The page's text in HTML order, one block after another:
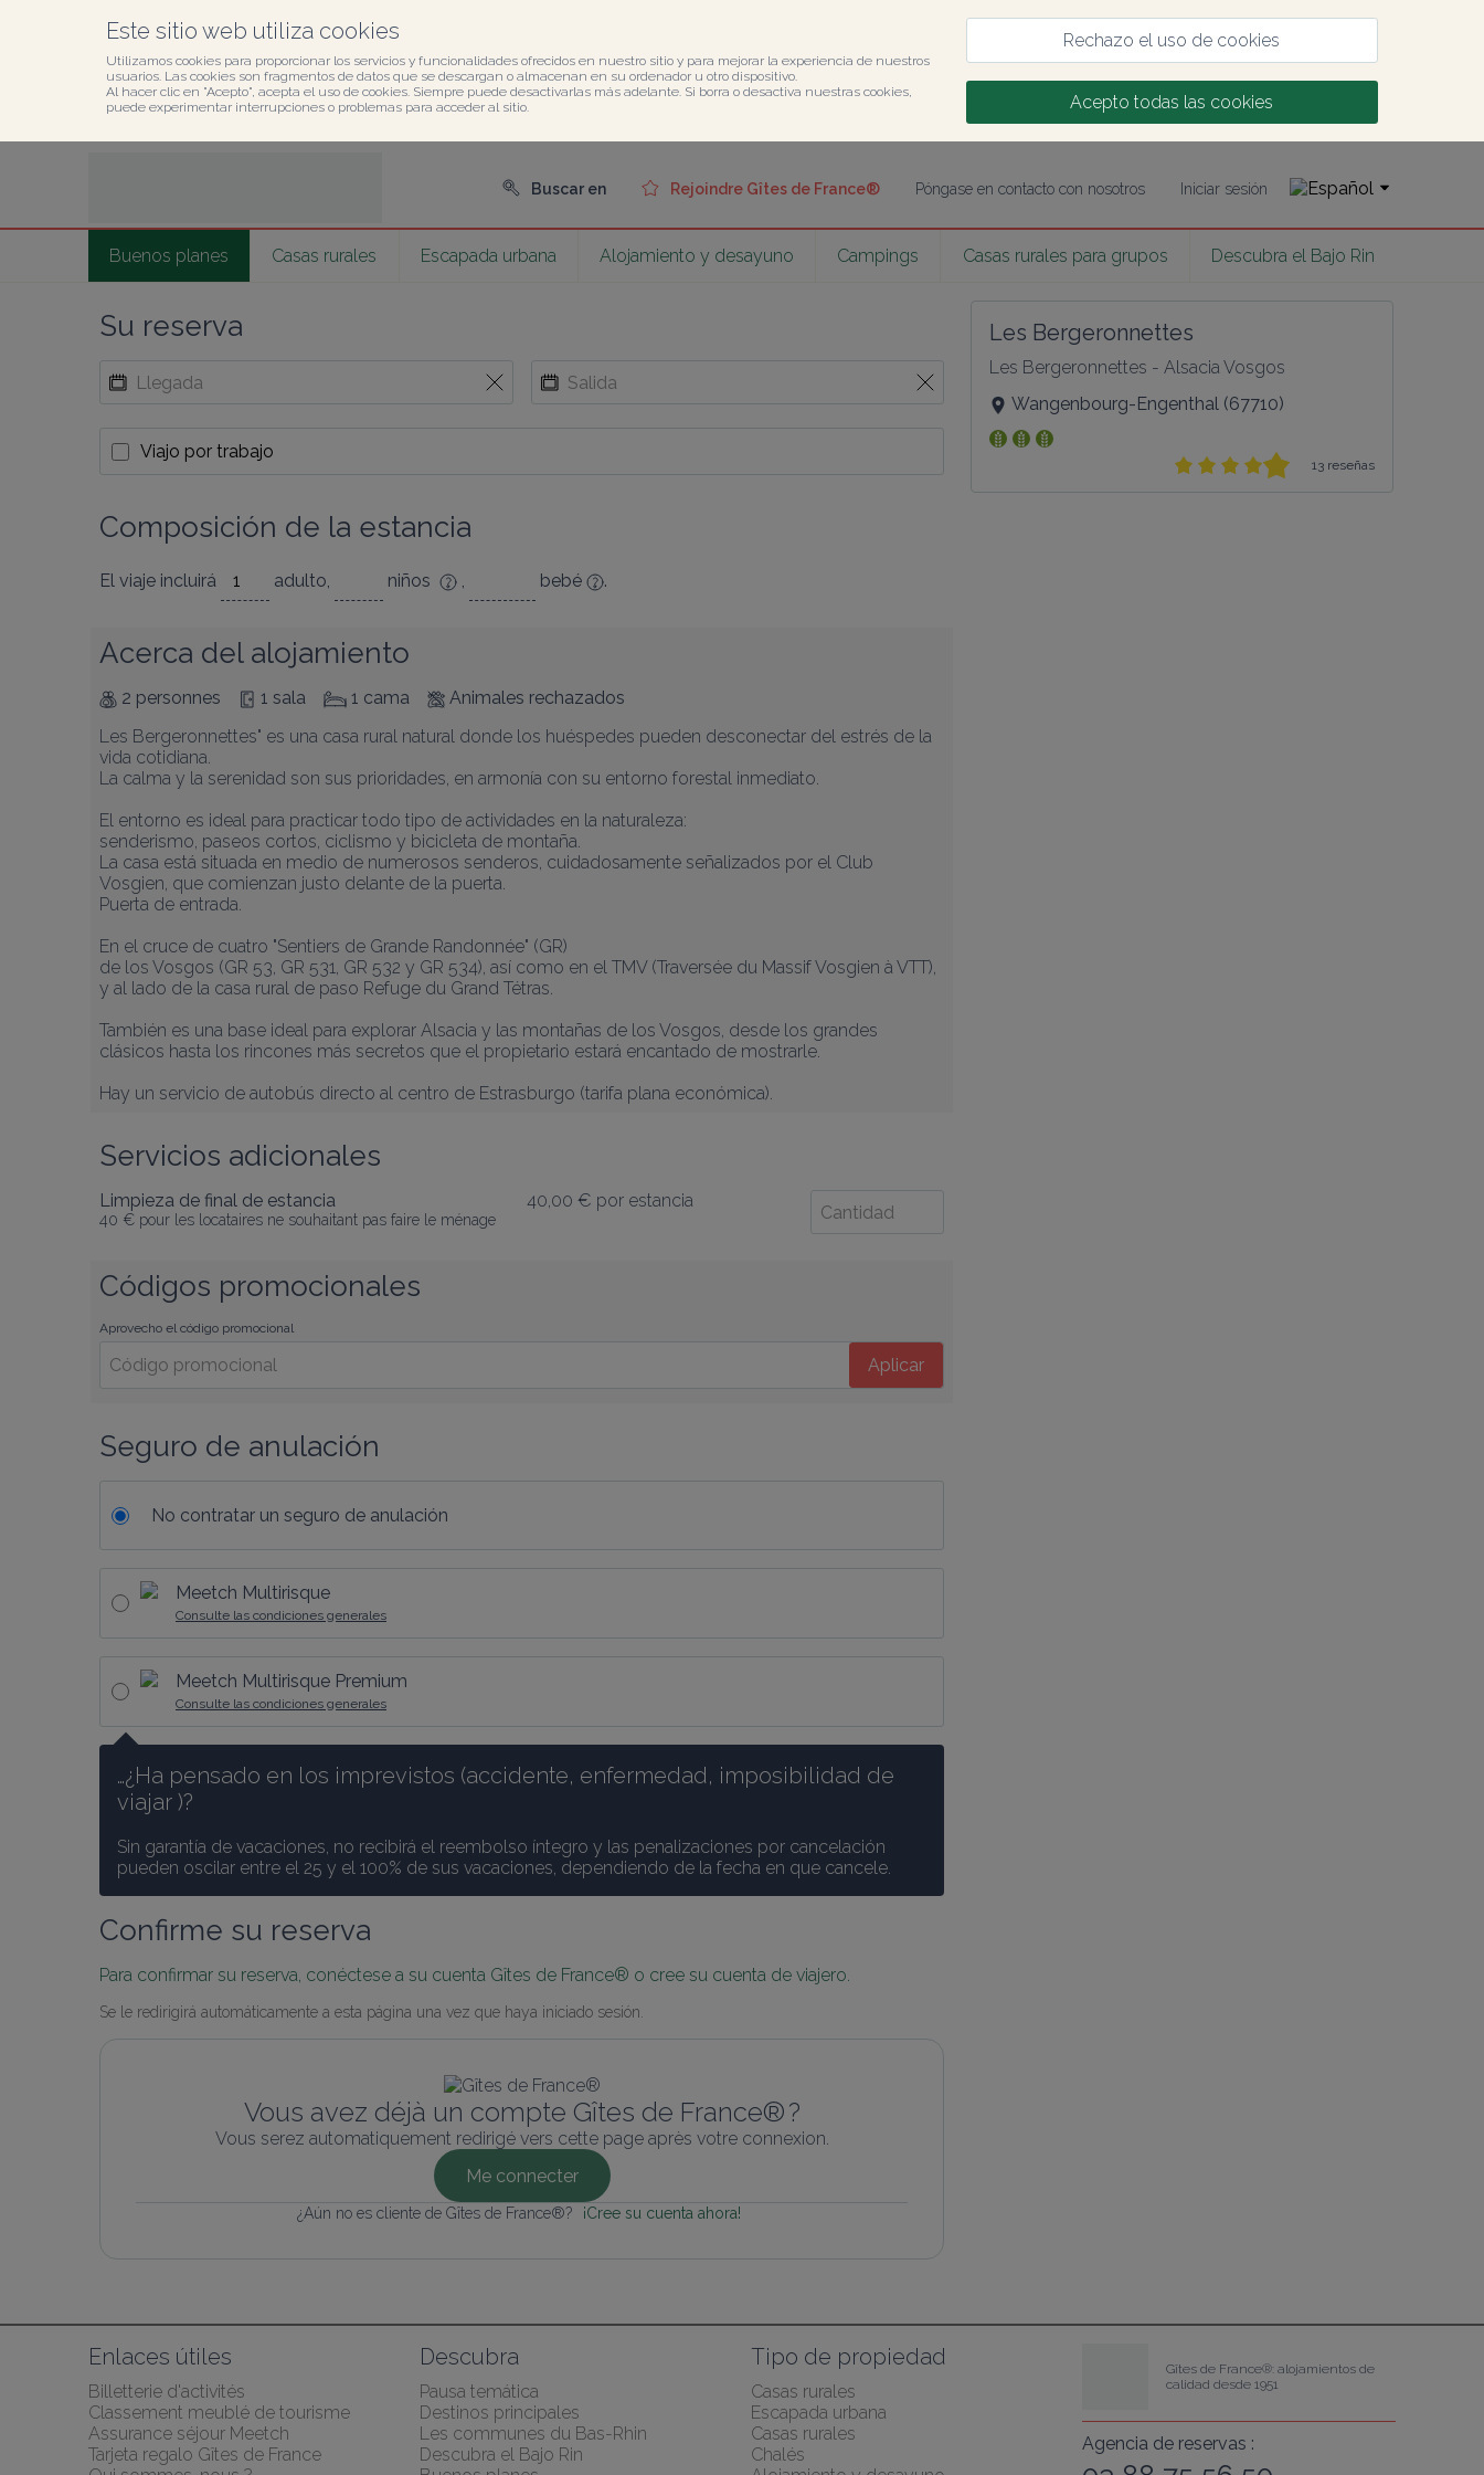
Este sitio web utiliza cookies
Utilizamos cookies para proporcionar los servicios y funcionalidades ofrecidos en nuestro sitio y para mejorar la experiencia de nuestros
usuarios. Las cookies son fragmentos de datos que se descargan o almacenan en su ordenador u otro dispositivo.
Al hacer clic en "Acepto", acepta el uso de cookies. Siempre puede desactivarlas más adelante. Si borra o desactiva nuestras cookies,
puede experimentar interrupciones o problemas para acceder al sitio.
Rechazo el uso de cookies
Acepto todas las cookies
Buscar en Rejoindre Gîtes de France® Póngase en contacto con nosotros Iniciar sesión
Buenos planes Casas rurales Escapada urbana Alojamiento y desayuno Campings Casas rurales para grupos Descubra el Bajo Rin
Su reserva
Viajo por trabajo
Composición de la estancia
El viaje incluirá adulto, niños , bebé .
Acerca del alojamiento
2 personnes 1 sala 1 cama
Animales rechazados
Les Bergeronnettes" es una casa rural natural donde los huéspedes pueden desconectar del estrés de la
vida cotidiana.
La calma y la serenidad son sus prioridades, en armonía con su entorno forestal inmediato.
El entorno es ideal para practicar todo tipo de actividades en la naturaleza:
senderismo, paseos cortos, ciclismo y bicicleta de montaña.
La casa está situada en medio de numerosos senderos, cuidadosamente señalizados por el Club
Vosgien, que comienzan justo delante de la puerta.
Puerta de entrada.
En el cruce de cuatro "Sentiers de Grande Randonnée" (GR)
de los Vosgos (GR 53, GR 531, GR 532 y GR 534), así como en el TMV (Traversée du Massif Vosgien à VTT),
y al lado de la casa rural de paso Refuge du Grand Tétras.
También es una base ideal para explorar Alsacia y las montañas de los Vosgos, desde los grandes
clásicos hasta los rincones más secretos que el propietario estará encantado de mostrarle.
Hay un servicio de autobús directo al centro de Estrasburgo (tarifa plana económica).
Servicios adicionales
Limpieza de final de estancia
40 € pour les locataires ne souhaitant pas faire le ménage
40,00 € por estancia
Códigos promocionales
Aprovecho el código promocional
Aplicar
Seguro de anulación
No contratar un seguro de anulación
Meetch Multirisque
Consulte las condiciones generales
Meetch Multirisque Premium
Consulte las condiciones generales
…¿Ha pensado en los imprevistos (accidente, enfermedad, imposibilidad de
viajar )?
Sin garantía de vacaciones, no recibirá el reembolso íntegro y las penalizaciones por cancelación
pueden oscilar entre el 25 y el 100% de sus vacaciones, dependiendo de la fecha en que cancele.
Confirme su reserva
Para confirmar su reserva, conéctese a su cuenta Gîtes de France® o cree su cuenta de viajero.
Se le redirigirá automáticamente a esta página una vez que haya iniciado sesión.
Vous avez déjà un compte Gîtes de France® ?
Vous serez automatiquement redirigé vers cette page après votre connexion.
Me connecter
¿Aún no es cliente de Gîtes de France®? ¡Cree su cuenta ahora!
Les Bergeronnettes
Les Bergeronnettes - Alsacia Vosgos
Wangenbourg-Engenthal (67710)
13 reseñas
Enlaces útiles
Billetterie d'activités
Classement meublé de tourisme
Assurance séjour Meetch
Tarjeta regalo Gîtes de France
Descubra
Pausa temática
Destinos principales
Les communes du Bas-Rhin
Descubra el Bajo Rin
Tipo de propiedad
Casas rurales
Escapada urbana
Casas rurales
Chalés
Gîtes de France®: alojamientos de
calidad desde 1951
Agencia de reservas :